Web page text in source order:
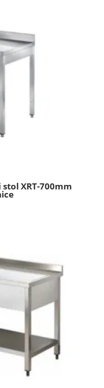
XRT-700mm